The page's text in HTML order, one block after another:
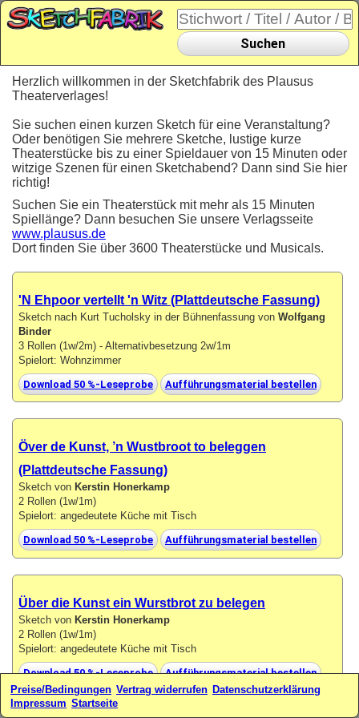
Suchen
Herzlich willkommen in der Sketchfabrik des Plausus
Theaterverlages!
Sie suchen einen kurzen Sketch für eine Veranstaltung?
Oder benötigen Sie mehrere Sketche, lustige kurze
Theaterstücke bis zu einer Spieldauer von 15 Minuten oder
witzige Szenen für einen Sketchabend? Dann sind Sie hier
richtig!
Suchen Sie ein Theaterstück mit mehr als 15 Minuten
Spiellänge? Dann besuchen Sie unsere Verlagsseite
www.plausus.de
Dort finden Sie über 3600 Theaterstücke und Musicals.
'N Ehpoor vertellt 'n Witz (Plattdeutsche Fassung)
Sketch nach Kurt Tucholsky in der Bühnenfassung von Wolfgang
Binder
3 Rollen (1w/2m) - Alternativbesetzung 2w/1m
Spielort: Wohnzimmer
Download 50 %-Leseprobe
Aufführungsmaterial bestellen
Över de Kunst, ’n Wustbroot to beleggen
(Plattdeutsche Fassung)
Sketch von Kerstin Honerkamp
2 Rollen (1w/1m)
Spielort: angedeutete Küche mit Tisch
Download 50 %-Leseprobe
Aufführungsmaterial bestellen
Über die Kunst ein Wurstbrot zu belegen
Sketch von Kerstin Honerkamp
2 Rollen (1w/1m)
Spielort: angedeutete Küche mit Tisch
Download 50 %-Leseprobe
Aufführungsmaterial bestellen
Preise/Bedingungen Vertrag widerrufen Datenschutzerklärung
Impressum Startseite